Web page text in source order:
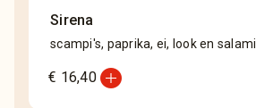
Sirena
scampi's, paprika, ei, look en salami
€ 16,40add_circle